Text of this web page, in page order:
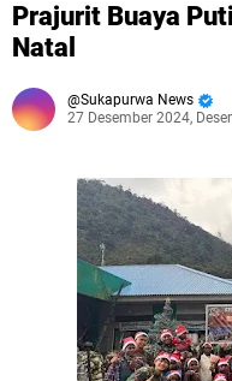
Prajurit Buaya
Natal
Sukapurwa News
27 Desember 2024,